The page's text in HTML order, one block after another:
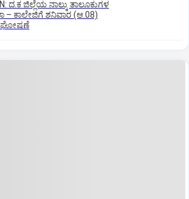
ದ.ಕ ಜಿಲ್ಲೆಯ ನಾಲ್ಕು ತಾಲೂಕುಗಳ
– ಕಾಲೇಜಿಗೆ ಶನಿವಾರ (ಆ.08)
ಘೋಷಣೆ